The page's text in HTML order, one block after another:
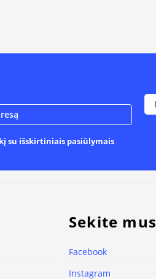
su išskirtiniais pasiūlymais
Sekite mus
Facebook
Instagram